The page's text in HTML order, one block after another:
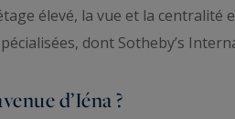
élevé, la vue et la
dont Sotheby’s
d’Iéna ?